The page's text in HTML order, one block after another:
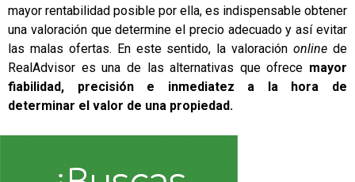
mayor rentabilidad posible por ella, es indispensable obtener
una valoración que determine el precio adecuado y así evitar
las malas ofertas. En este sentido, la valoraciónonlinede
RealAdvisor es una de las alternativas que ofrece mayor
fiabilidad, precisión e inmediatez a la hora de
determinar el valor de una propiedad.